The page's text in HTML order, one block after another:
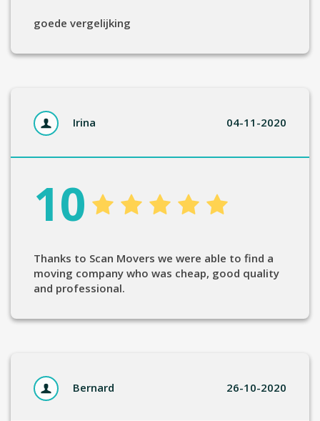
goede vergelijking
Irina 04-11-2020
10
Thanks to Scan Movers we were able to find a
moving company who was cheap, good quality
and professional.
Bernard 26-10-2020